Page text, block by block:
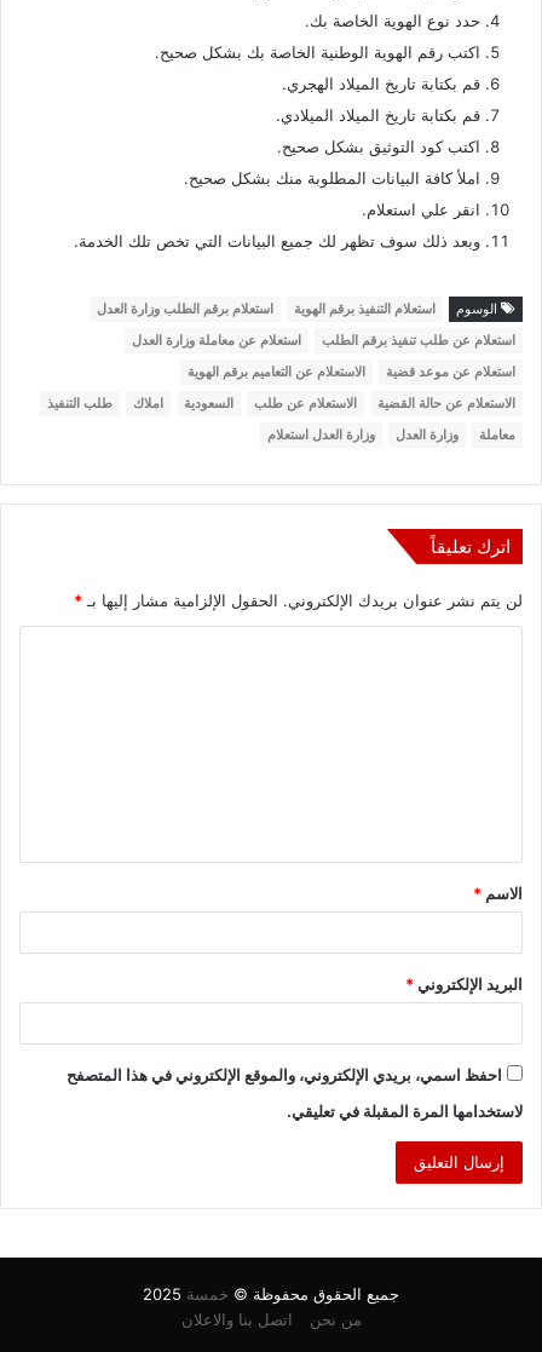
حدد نوع الهوية الخاصة بك.
اكتب رقم الهوية الوطنية الخاصة بك بشكل صحيح.
قم بكتابة تاريخ الميلاد الهجري.
قم بكتابة تاريخ الميلاد الميلادي.
اكتب كود التوثيق بشكل صحيح.
املأ كافة البيانات المطلوبة منك بشكل صحيح.
انقر علي استعلام.
وبعد ذلك سوف تظهر لك جميع البيانات التي تخص تلك الخدمة.
الوسوم استعلام التنفيذ برقم الهوية
استعلام برقم الطلب وزارة العدل
استعلام عن طلب تنفيذ برقم الطلب
استعلام عن معاملة وزارة العدل
استعلام عن موعد قضية
الاستعلام عن التعاميم برقم الهوية
الاستعلام عن حالة القضية
الاستعلام عن طلب السعودية املاك
طلب التنفيذ
معاملة
وزارة العدل وزارة العدل استعلام
اترك تعليقاً
لن يتم نشر عنوان بريدك الإلكتروني. الحقول الإلزامية مشار إليها بـ *
ق
*
الاسم *
البريد الإلكتروني*
احفظ اسمي، بريدي الإلكتروني، والموقع الإلكتروني في هذا المتصفح
لاستخدامها المرة المقبلة في تعليقي.
جميع الحقوق محفوظة © خمسة
من نحن
اتصل بنا والاعلان